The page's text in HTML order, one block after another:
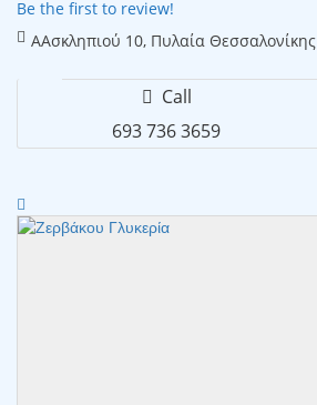
Be the first to review!
ΑΑσκληπιού 10, Πυλαία Θεσσαλονίκης
Call
693 736 3659